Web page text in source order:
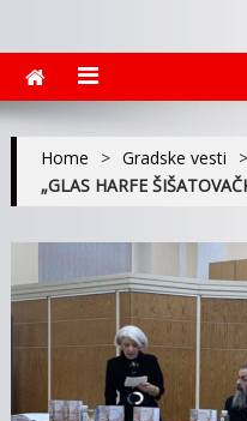
Home > Gradske vesti >
„GLAS HARFE